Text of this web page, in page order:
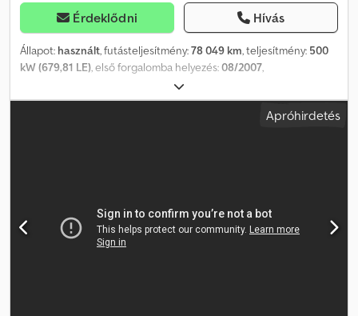
Érdeklődni Hívás
Állapot: használt, futásteljesítmény:78 049 km, teljesítmény: 500
kW (679,81 LE), első forgalomba helyezés:08/2007,
, saját tömeg:
385/95 R22.50, tengelyelrendezés:10x8, következő vizsga (TÜV):
automata
Apróhirdetés